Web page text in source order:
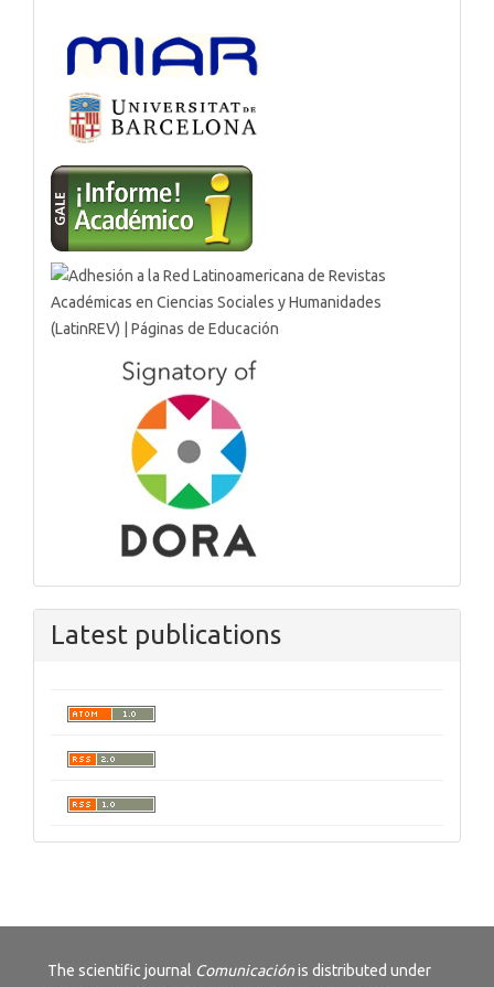
Latest publications
The scientific journal Comunicaciónis distributed under